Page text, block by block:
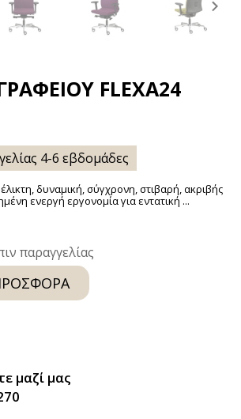
FLEXA24
4-6 εβδομάδες
δυναμική, σύγχρονη, στιβαρή, ακριβής
ενεργή εργονομία για εντατική ...
παραγγελίας
μαζί μας